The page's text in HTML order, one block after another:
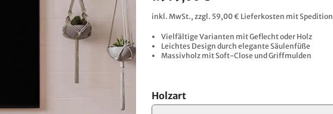
inkl. MwSt., zzgl. 59,00 € Lieferkosten mit Spedition
Vielfältige Varianten mit Geflecht oder Holz
Leichtes Design durch elegante Säulenfüße
Massivholz mit Soft-Close und Griffmulden
Holzart